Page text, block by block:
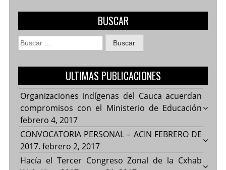
BUSCAR
Buscar:
ULTIMAS PUBLICACIONES
Organizaciones indígenas del Cauca acuerdan
compromisos con el Ministerio de Educación
febrero 4, 2017
CONVOCATORIA PERSONAL – ACIN FEBRERO DE
2017. febrero 2, 2017
Hacía el Tercer Congreso Zonal de la Cxhab